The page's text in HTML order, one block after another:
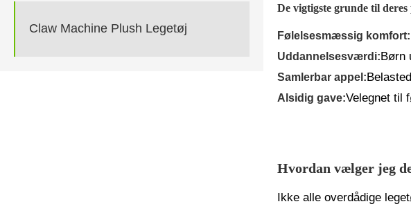
Claw Machine Plush Legetøj
De vigtigste grunde til
Følelsesmæssig komfort:
Uddannelsesværdi:Børn
Samlerbar appel:
Alsidig gave:Velegnet til
Hvordan vælger jeg
Ikke alle overdådige